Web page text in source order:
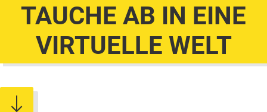
TAUCHE AB IN EINE
VIRTUELLE WELT